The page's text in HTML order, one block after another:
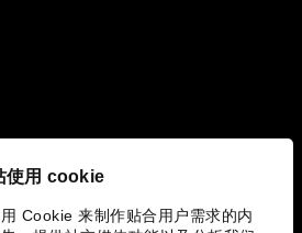
使用 cookie
Cookie 来制作贴合用户需求的内